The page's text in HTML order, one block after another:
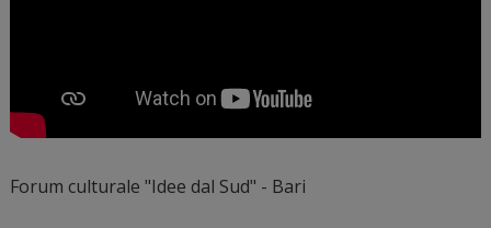
Forum culturale "Idee dal Sud" - Bari